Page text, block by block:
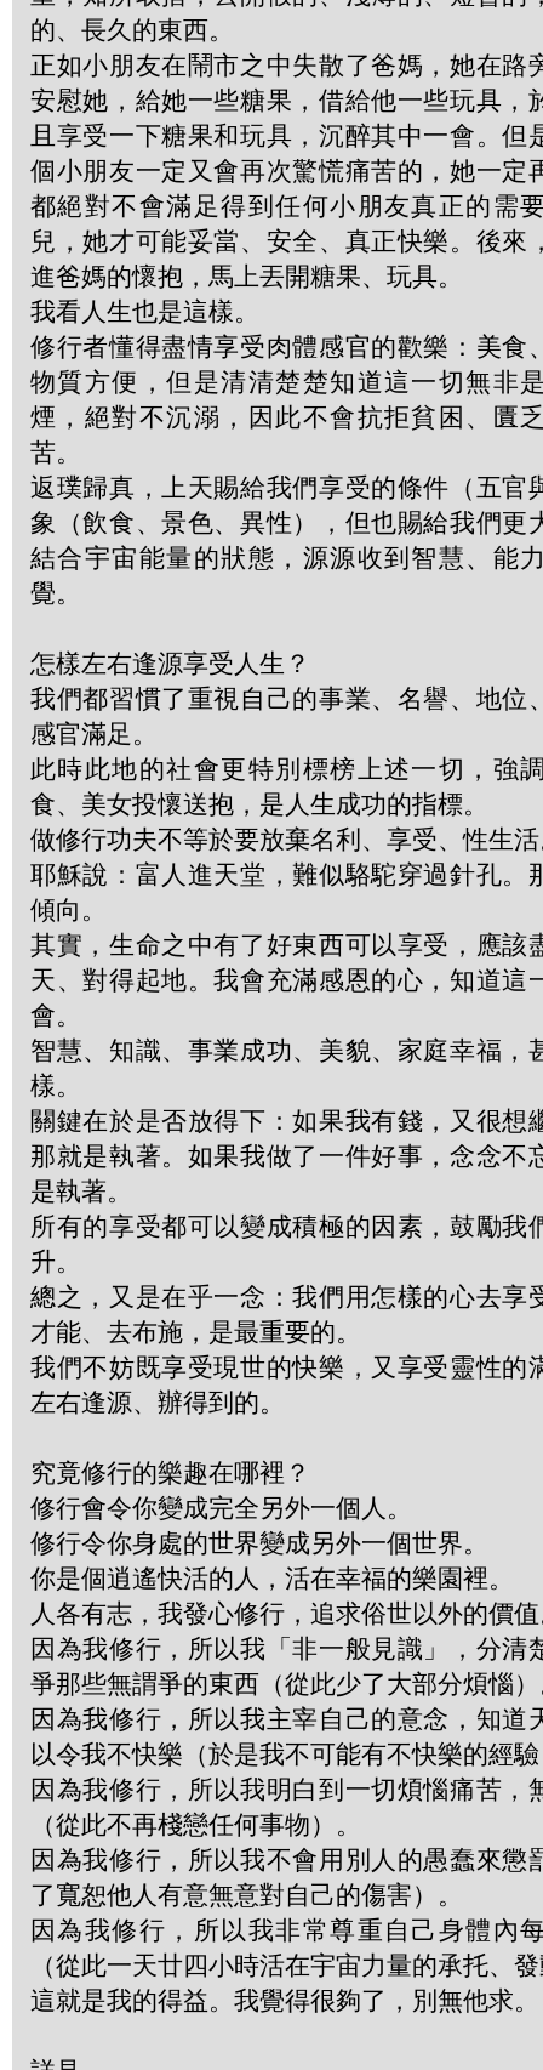
的、長久的東西。
正如小朋友在鬧市之中失散了爸媽，她在路
安慰她，給她一些糖果，借給他一些玩具，
且享受一下糖果和玩具，沉醉其中一會。但
個小朋友一定又會再次驚慌痛苦的，她一定
都絕對不會滿足得到任何小朋友真正的需
兒，她才可能妥當、安全、真正快樂。後來
進爸媽的懷抱，馬上丟開糖果、玩具。
我看人生也是這樣。
修行者懂得盡情享受肉體感官的歡樂：美食
物質方便，但是清清楚楚知道這一切無非
煙，絕對不沉溺，因此不會抗拒貧困、匱
苦。
返璞歸真，上天賜給我們享受的條件（五官
象（飲食、景色、異性），但也賜給我們更
結合宇宙能量的狀態，源源收到智慧、能
覺。
怎樣左右逢源享受人生？
我們都習慣了重視自己的事業、名譽、地位
感官滿足。
此時此地的社會更特別標榜上述一切，強
食、美女投懷送抱，是人生成功的指標。
做修行功夫不等於要放棄名利、享受、性生
耶穌說：富人進天堂，難似駱駝穿過針孔。
傾向。
其實，生命之中有了好東西可以享受，應該
天、對得起地。我會充滿感恩的心，知道這
會。
智慧、知識、事業成功、美貌、家庭幸福，
樣。
關鍵在於是否放得下：如果我有錢，又很想
那就是執著。如果我做了一件好事，念念不
是執著。
所有的享受都可以變成積極的因素，鼓勵我
升。
總之，又是在乎一念：我們用怎樣的心去享
才能、去布施，是最重要的。
我們不妨既享受現世的快樂，又享受靈性的
左右逢源、辦得到的。
究竟修行的樂趣在哪裡？
修行會令你變成完全另外一個人。
修行令你身處的世界變成另外一個世界。
你是個逍遙快活的人，活在幸福的樂園裡。
人各有志，我發心修行，追求俗世以外的價
因為我修行，所以我「非一般見識」，分清
爭那些無謂爭的東西（從此少了大部分煩惱
因為我修行，所以我主宰自己的意念，知道
以令我不快樂（於是我不可能有不快樂的經
因為我修行，所以我明白到一切煩惱痛苦，
（從此不再棧戀任何事物）。
因為我修行，所以我不會用別人的愚蠢來懲
了寬恕他人有意無意對自己的傷害）。
因為我修行，所以我非常尊重自己身體內
（從此一天廿四小時活在宇宙力量的承托、
這就是我的得益。我覺得很夠了，別無他求。